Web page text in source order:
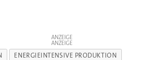
ANZEIGE
ANZEIGE
ENERGIEINTENSIVE PRODUKTION